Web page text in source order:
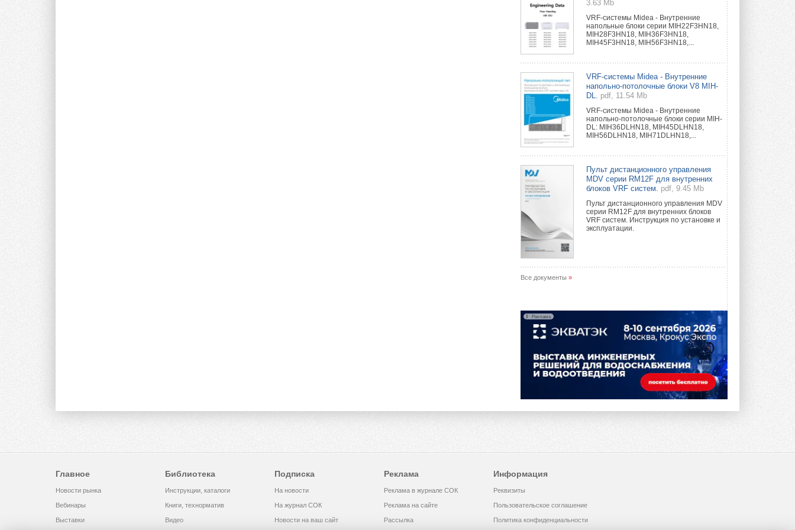
3.63 Mb
VRF-системы Midea - Внутренние
напольные блоки серии MIH22F3HN18,
MIH28F3HN18, MIH36F3HN18,
MIH45F3HN18, MIH56F3HN18,...
VRF-системы Midea - Внутренние
напольно-потолочные блоки V8 MIH-
DL.
pdf, 11.54 Mb
VRF-системы Midea - Внутренние
напольно-потолочные блоки серии MIH-
DL: MIH36DLHN18, MIH45DLHN18,
MIH56DLHN18, MIH71DLHN18,...
Пульт дистанционного управления
MDV серии RM12F для внутренних
блоков VRF систем.
pdf, 9.45 Mb
Пульт дистанционного управления MDV
серии RM12F для внутренних блоков
VRF систем. Инструкция по установке и
эксплуатации.
Все документы »
Реклама
Главное
Новости рынка
Вебинары
Выставки
Библиотека
Инструкции, каталоги
Книги, технорматив
Видео
Подписка
На новости
На журнал СОК
Новости на ваш сайт
Реклама
Реклама в журнале СОК
Реклама на сайте
Рассылка
Информация
Реквизиты
Пользовательское соглашение
Политика конфиденциальности